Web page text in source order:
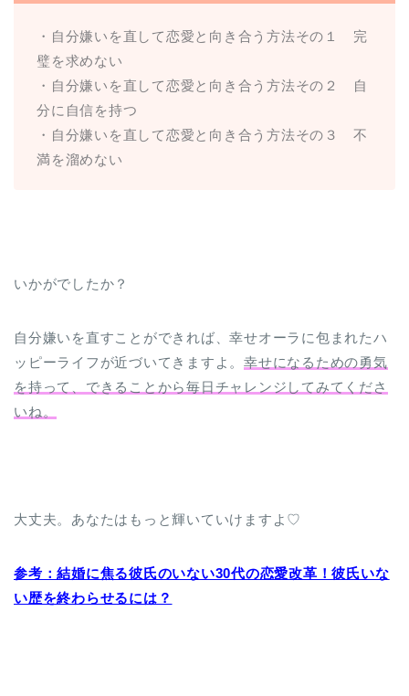
・自分嫌いを直して恋愛と向き合う方法その１ 完
璧を求めない
・自分嫌いを直して恋愛と向き合う方法その２ 自
分に自信を持つ
・自分嫌いを直して恋愛と向き合う方法その３ 不
満を溜めない
いかがでしたか？
自分嫌いを直すことができれば、幸せオーラに包まれたハ
ッピーライフが近づいてきますよ。幸せになるための勇気
を持って、できることから毎日チャレンジしてみてくださ
いね。
大丈夫。あなたはもっと輝いていけますよ♡
参考：結婚に焦る彼氏のいない30代の恋愛改革！彼氏いな
い歴を終わらせるには？